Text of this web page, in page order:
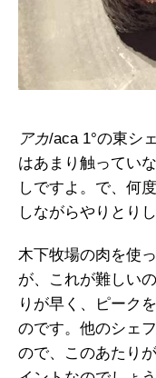
アカ/aca 1°の東シ
はあまり触ってい
しですよ。で、何
しながらやりとり
木下牧場の肉を使
が、これが難しい
りが早く、ピーク
のです。他のシェ
ので、このあたり